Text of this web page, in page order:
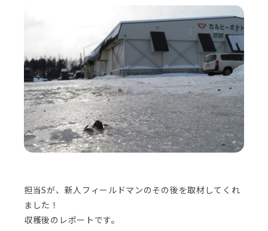
担当Sが、新人フィールドマンのその後を取材してくれ
ました！
収穫後のレポートです。